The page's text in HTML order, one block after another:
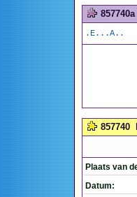
857740a
.E...A..
857740
Plaats van
Datum: